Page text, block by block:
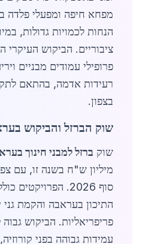
מפחא חיפה ומפעלי פלדה
הנחות לכמויות גדולות,
ציבוריים. הביקוש העיקרי
פרופילי עמודים מבניים
רעידות אדמה, בהתאם
בצפון.
שוק הברזל והביקוש
שוק ברזל למבני חינוך
סוף 2026.
התיכון בעראבה והקמת
פריפריאליות. הביקוש
עמידות גבוהה בפני